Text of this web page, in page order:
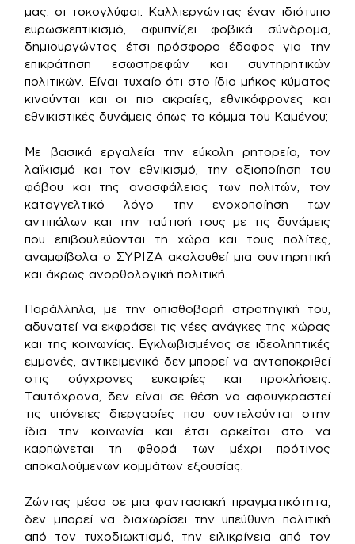
μας, οι τοκογλύφοι. Καλλιεργώντας έναν ιδιότυπο
ευρωσκεπτικισμό, αφυπνίζει φοβικά σύνδρομα,
δημιουργώντας έτσι πρόσφορο έδαφος για την
επικράτηση εσωστρεφών και συντηρητικών
πολιτικών. Είναι τυχαίο ότι στο ίδιο μήκος κύματος
κινούνται και οι πιο ακραίες, εθνικόφρονες και
εθνικιστικές δυνάμεις όπως το κόμμα του Καμένου;
Με βασικά εργαλεία την εύκολη ρητορεία, τον
λαϊκισμό και τον εθνικισμό, την αξιοποίηση του
φόβου και της ανασφάλειας των πολιτών, τον
καταγγελτικό λόγο την ενοχοποίηση των
αντιπάλων και την ταύτισή τους με τις δυνάμεις
που επιβουλεύονται τη χώρα και τους πολίτες,
αναμφίβολα ο ΣΥΡΙΖΑ ακολουθεί μια συντηρητική
και άκρως ανορθολογική πολιτική.
Παράλληλα, με την οπισθοβαρή στρατηγική του,
αδυνατεί να εκφράσει τις νέες ανάγκες της χώρας
και της κοινωνίας. Εγκλωβισμένος σε ιδεοληπτικές
εμμονές, αντικειμενικά δεν μπορεί να ανταποκριθεί
στις σύγχρονες ευκαιρίες και προκλήσεις.
Ταυτόχρονα, δεν είναι σε θέση να αφουγκραστεί
τις υπόγειες διεργασίες που συντελούνται στην
ίδια την κοινωνία και έτσι αρκείται στο να
καρπώνεται τη φθορά των μέχρι πρότινος
αποκαλούμενων κομμάτων εξουσίας.
Ζώντας μέσα σε μια φαντασιακή πραγματικότητα,
δεν μπορεί να διαχωρίσει την υπεύθυνη πολιτική
από τον τυχοδιωκτισμό, την ειλικρίνεια από τον